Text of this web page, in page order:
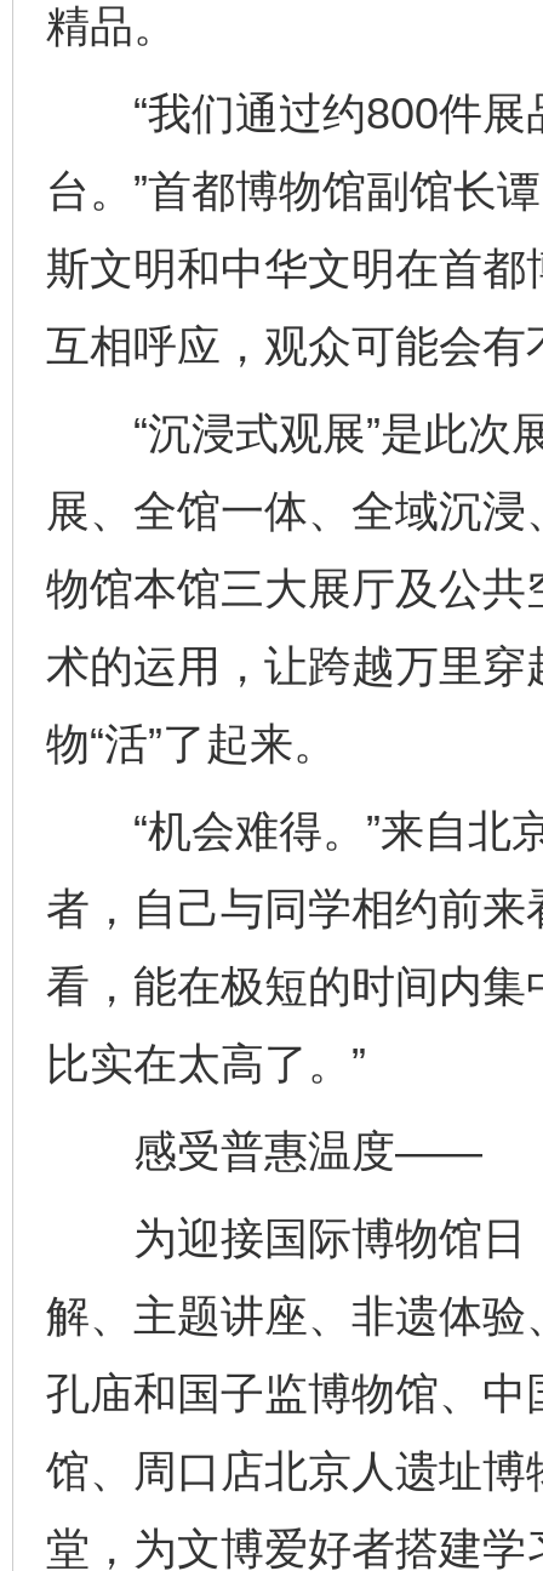
精品。
“我们通过约800件展
台。”首都博物馆副馆长
斯文明和中华文明在首
互相呼应，观众可能会有
“沉浸式观展”是此次
展、全馆一体、全域沉
物馆本馆三大展厅及公
术的运用，让跨越万里
物“活”了起来。
“机会难得。”来自北
者，自己与同学相约前来
看，能在极短的时间内
比实在太高了。”
感受普惠温度——
为迎接国际博物馆日
解、主题讲座、非遗体
孔庙和国子监博物馆、
馆、周口店北京人遗址
堂，为文博爱好者搭建